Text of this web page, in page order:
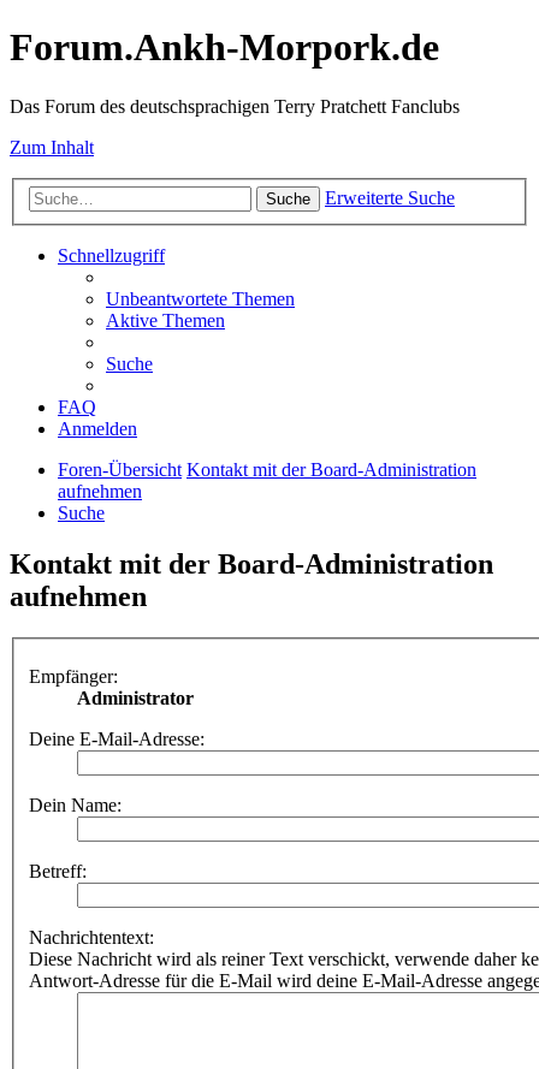
Forum.Ankh-Morpork.de
Das Forum des deutschsprachigen Terry Pratchett Fanclubs
Zum Inhalt
Suche Erweiterte Suche
Schnellzugriff
Unbeantwortete Themen
Aktive Themen
Suche
FAQ
Anmelden
Foren-Übersicht Kontakt mit der Board-Administration
aufnehmen
Suche
Kontakt mit der Board-Administration
aufnehmen
Empfänger:
Administrator
Deine E-Mail-Adresse:
Dein Name:
Betreff:
Nachrichtentext:
Diese Nachricht wird als reiner Text verschickt, verwende daher
Antwort-Adresse für die E-Mail wird deine E-Mail-Adresse